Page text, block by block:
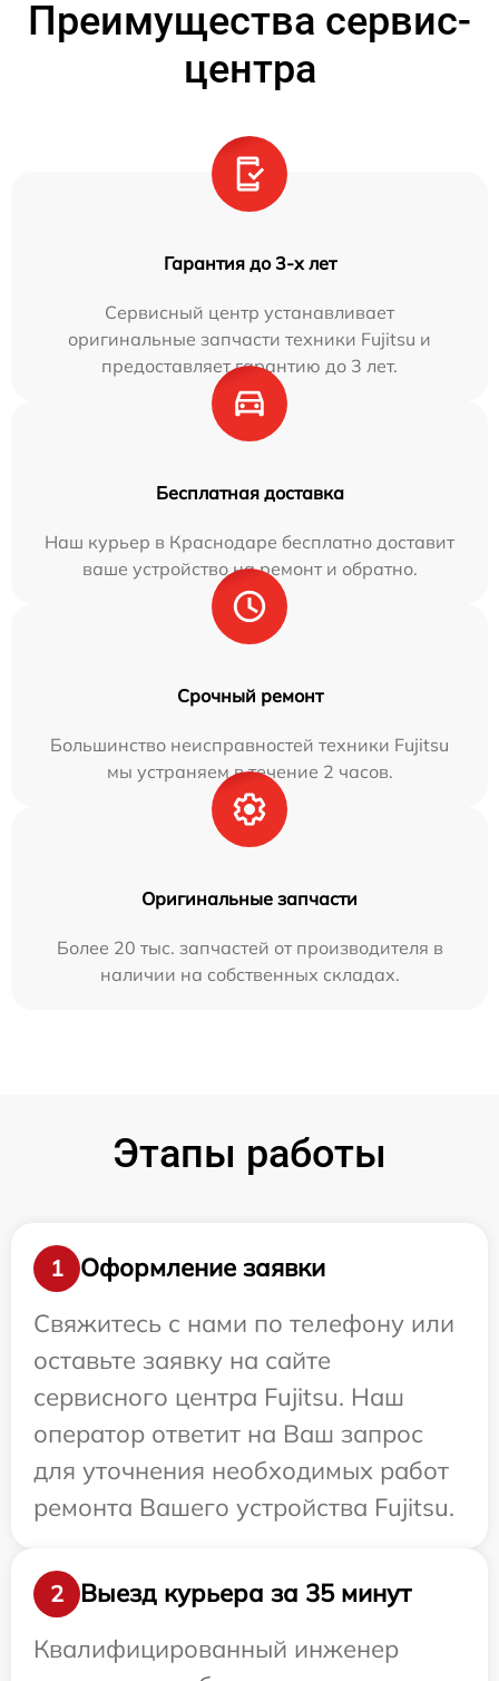
Преимущества сервис-
центра
Гарантия до 3-х лет
Сервисный центр устанавливает
оригинальные запчасти техники Fujitsu и
предоставляет гарантию до 3 лет.
Бесплатная доставка
Наш курьер в Краснодаре бесплатно доставит
ваше устройство на ремонт и обратно.
Срочный ремонт
Большинство неисправностей техники Fujitsu
мы устраняем в течение 2 часов.
Оригинальные запчасти
Более 20 тыс. запчастей от производителя в
наличии на собственных складах.
Этапы работы
1
Оформление заявки
Свяжитесь с нами по телефону или
оставьте заявку на сайте
сервисного центра Fujitsu. Наш
оператор ответит на Ваш запрос
для уточнения необходимых работ
ремонта Вашего устройства Fujitsu.
2
Выезд курьера за 35 минут
Квалифицированный инженер